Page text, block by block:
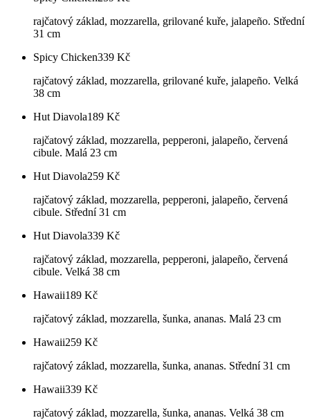
rajčatový základ, mozzarella, grilované kuře, jalapeño. Střední
31 cm
Spicy Chicken339 Kč
rajčatový základ, mozzarella, grilované kuře, jalapeño. Velká
38 cm
Hut Diavola189 Kč
rajčatový základ, mozzarella, pepperoni, jalapeño, červená
cibule. Malá 23 cm
Hut Diavola259 Kč
rajčatový základ, mozzarella, pepperoni, jalapeño, červená
cibule. Střední 31 cm
Hut Diavola339 Kč
rajčatový základ, mozzarella, pepperoni, jalapeño, červená
cibule. Velká 38 cm
Hawaii189 Kč
rajčatový základ, mozzarella, šunka, ananas. Malá 23 cm
Hawaii259 Kč
rajčatový základ, mozzarella, šunka, ananas. Střední 31 cm
Hawaii339 Kč
rajčatový základ, mozzarella, šunka, ananas. Velká 38 cm